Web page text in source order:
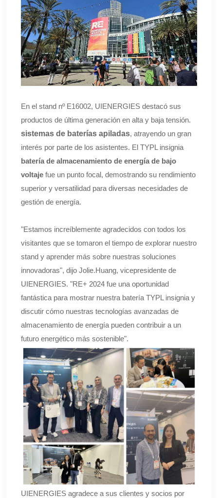
En el stand nº E16002, UIENERGIES destacó sus
productos de última generación en alta y baja tensión.
sistemas de baterías apiladas, atrayendo un gran
interés por parte de los asistentes. El TYPL insignia
batería de almacenamiento de energía de bajo
voltaje fue un punto focal, demostrando su rendimiento
superior y versatilidad para diversas necesidades de
gestión de energía.
"Estamos increíblemente agradecidos con todos los
visitantes que se tomaron el tiempo de explorar nuestro
stand y aprender más sobre nuestras soluciones
innovadoras", dijo Jolie.Huang, vicepresidente de
UIENERGIES. "RE+ 2024 fue una oportunidad
fantástica para mostrar nuestra batería TYPL insignia y
discutir cómo nuestras tecnologías avanzadas de
almacenamiento de energía pueden contribuir a un
futuro energético más sostenible".
UIENERGIES agradece a sus clientes y socios por